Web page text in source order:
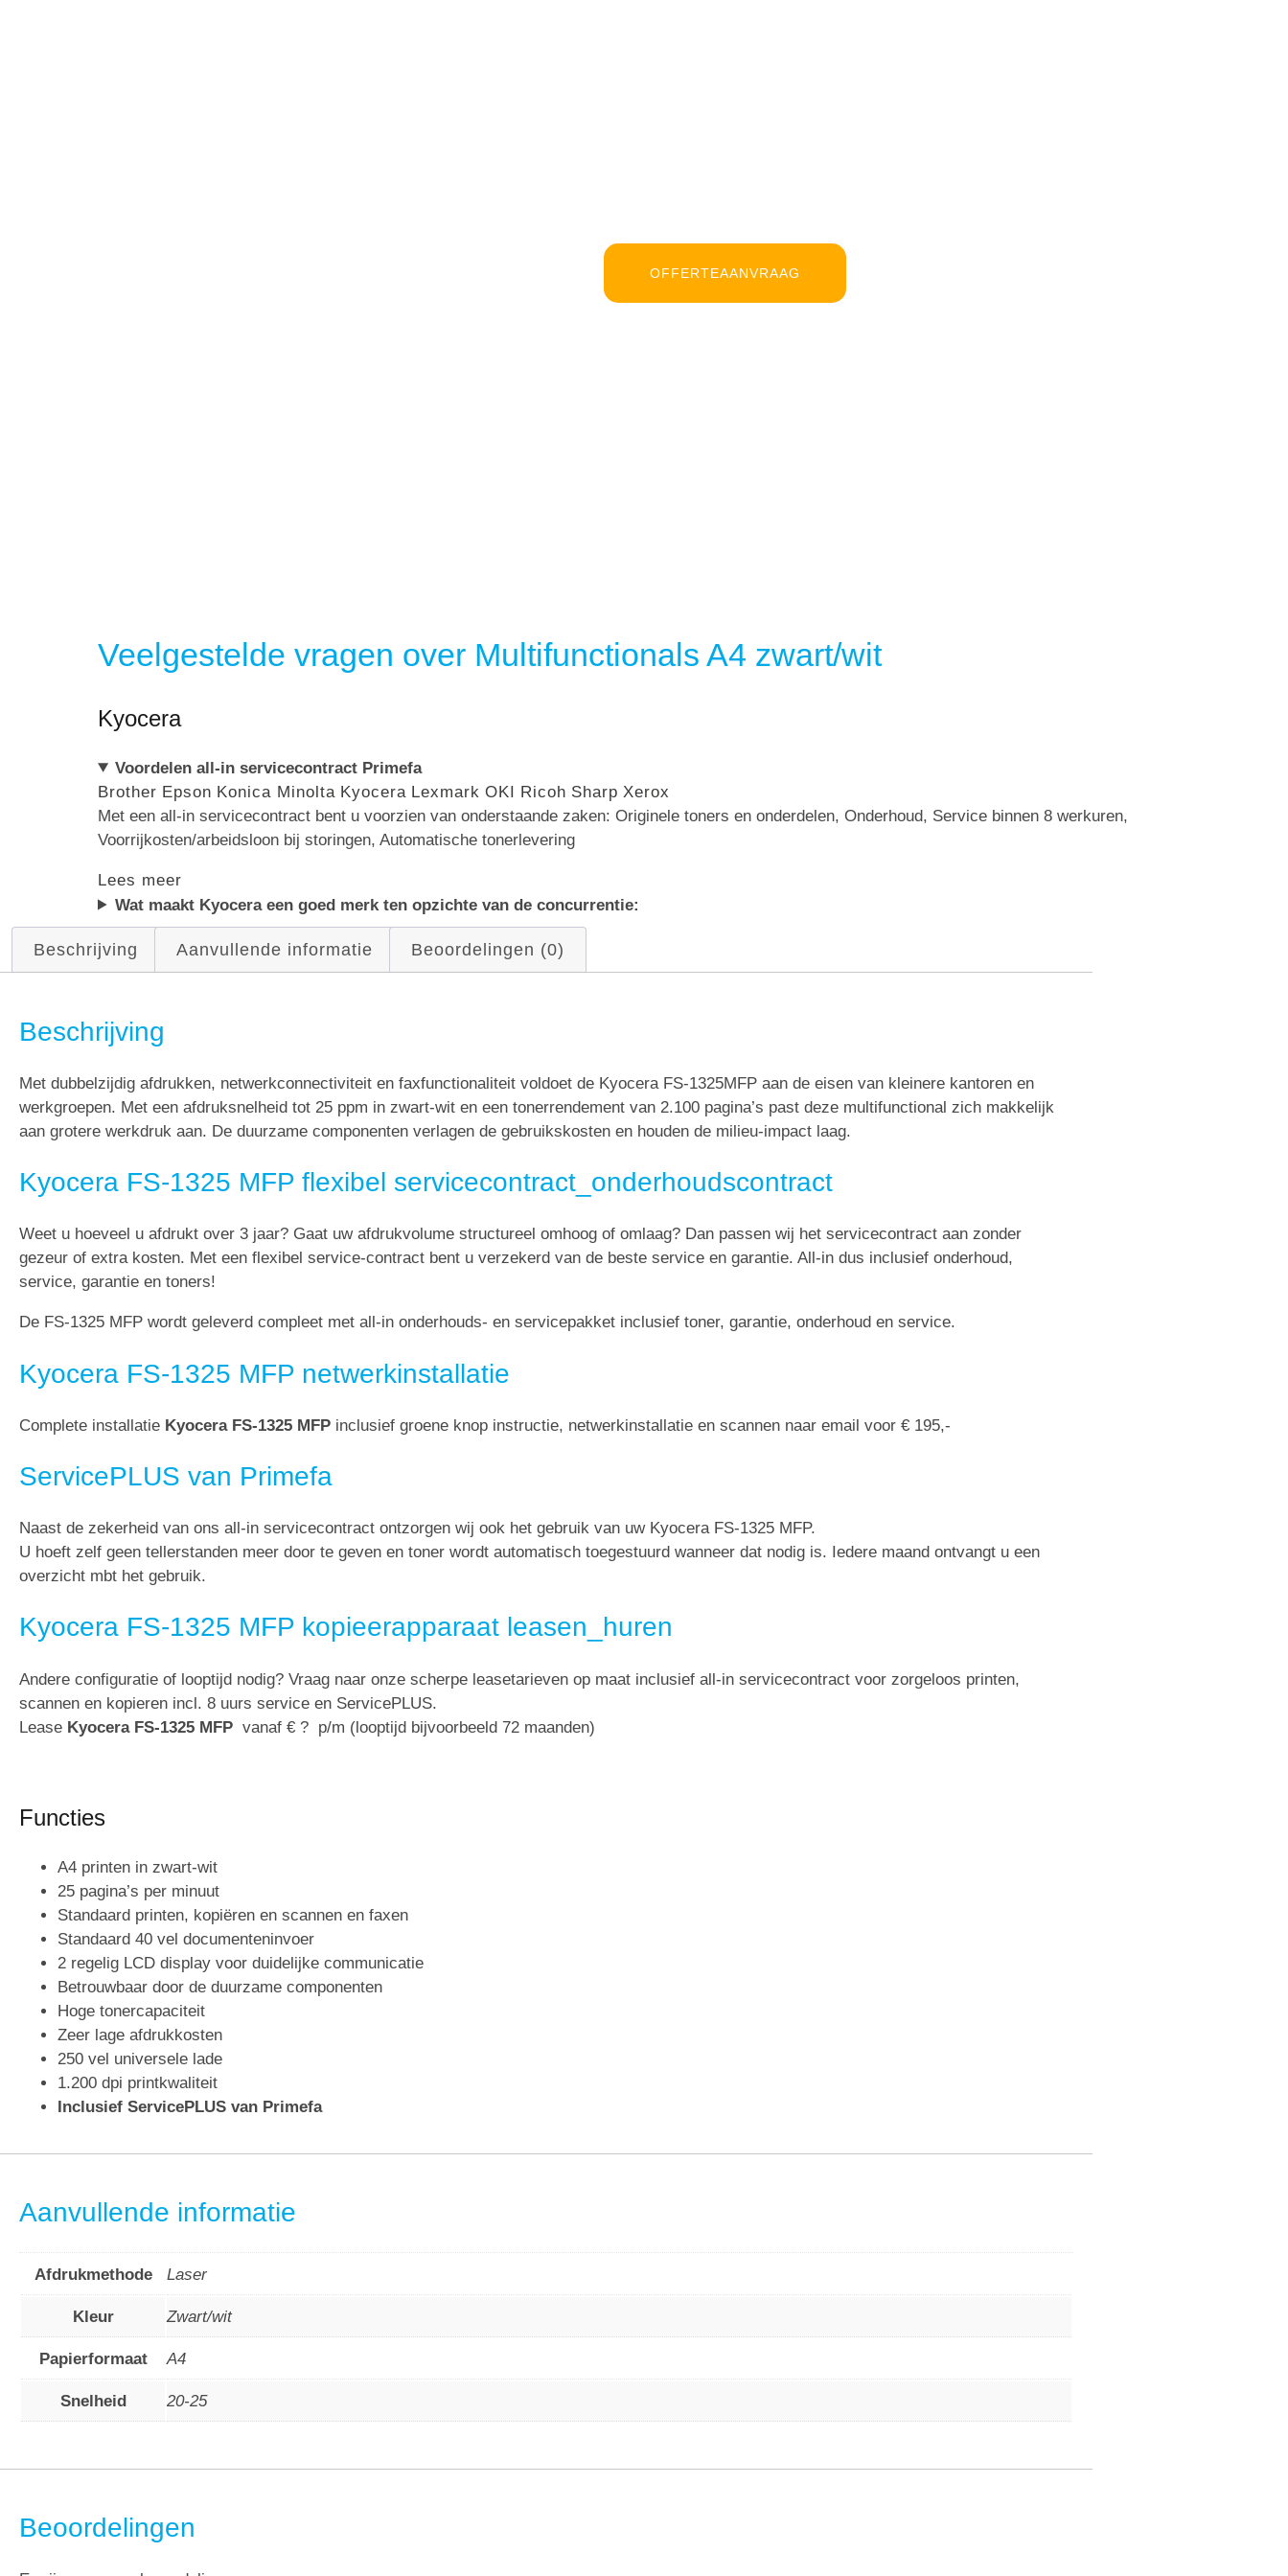
OFFERTEAANVRAAG
Veelgestelde vragen over Multifunctionals A4 zwart/wit
Kyocera
Voordelen all-in servicecontract Primefa
Brother Epson Konica Minolta Kyocera Lexmark OKI Ricoh Sharp Xerox
Met een all-in servicecontract bent u voorzien van onderstaande zaken: Originele toners en onderdelen, Onderhoud, Service binnen 8 werkuren,
Voorrijkosten/arbeidsloon bij storingen, Automatische tonerlevering
Lees meer
Wat maakt Kyocera een goed merk ten opzichte van de concurrentie:
Beschrijving Aanvullende informatie Beoordelingen (0)
Beschrijving
Met dubbelzijdig afdrukken, netwerkconnectiviteit en faxfunctionaliteit voldoet de Kyocera FS-1325MFP aan de eisen van kleinere kantoren en
werkgroepen. Met een afdruksnelheid tot 25 ppm in zwart-wit en een tonerrendement van 2.100 pagina’s past deze multifunctional zich makkelijk
aan grotere werkdruk aan. De duurzame componenten verlagen de gebruikskosten en houden de milieu-impact laag.
Kyocera FS-1325 MFP flexibel servicecontract_onderhoudscontract
Weet u hoeveel u afdrukt over 3 jaar? Gaat uw afdrukvolume structureel omhoog of omlaag? Dan passen wij het servicecontract aan zonder
gezeur of extra kosten. Met een flexibel service-contract bent u verzekerd van de beste service en garantie. All-in dus inclusief onderhoud,
service, garantie en toners!
De FS-1325 MFP wordt geleverd compleet met all-in onderhouds- en servicepakket inclusief toner, garantie, onderhoud en service.
Kyocera FS-1325 MFP netwerkinstallatie
Complete installatie Kyocera FS-1325 MFP inclusief groene knop instructie, netwerkinstallatie en scannen naar email voor € 195,-
ServicePLUS van Primefa
Naast de zekerheid van ons all-in servicecontract ontzorgen wij ook het gebruik van uw Kyocera FS-1325 MFP.
U hoeft zelf geen tellerstanden meer door te geven en toner wordt automatisch toegestuurd wanneer dat nodig is. Iedere maand ontvangt u een
overzicht mbt het gebruik.
Kyocera FS-1325 MFP kopieerapparaat leasen_huren
Andere configuratie of looptijd nodig? Vraag naar onze scherpe leasetarieven op maat inclusief all-in servicecontract voor zorgeloos printen,
scannen en kopieren incl. 8 uurs service en ServicePLUS.
Lease Kyocera FS-1325 MFP vanaf € ? p/m (looptijd bijvoorbeeld 72 maanden)
Functies
A4 printen in zwart-wit
25 pagina’s per minuut
Standaard printen, kopiëren en scannen en faxen
Standaard 40 vel documenteninvoer
2 regelig LCD display voor duidelijke communicatie
Betrouwbaar door de duurzame componenten
Hoge tonercapaciteit
Zeer lage afdrukkosten
250 vel universele lade
1.200 dpi printkwaliteit
Inclusief ServicePLUS van Primefa
Aanvullende informatie
Afdrukmethode Laser
Kleur Zwart/wit
Papierformaat A4
Snelheid 20-25
Beoordelingen